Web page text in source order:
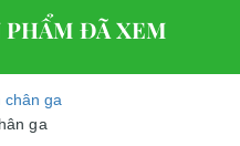
PHẨM ĐÃ XEM
ga